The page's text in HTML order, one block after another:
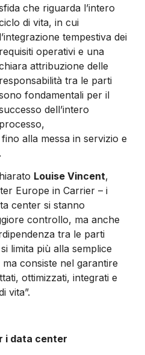
che riguarda l’intero
di vita, in cui
l’integrazione tempestiva dei
requisiti operativi e una
attribuzione delle
responsabilità tra le parti
fondamentali per il
dell’intero
processo,
alla messa in servizio e
Louise Vincent,
Europe in Carrier – i
center si stanno
controllo, ma anche
tra le parti
limita più alla semplice
consiste nel garantire
ottimizzati, integrati e
vita”.
i data center